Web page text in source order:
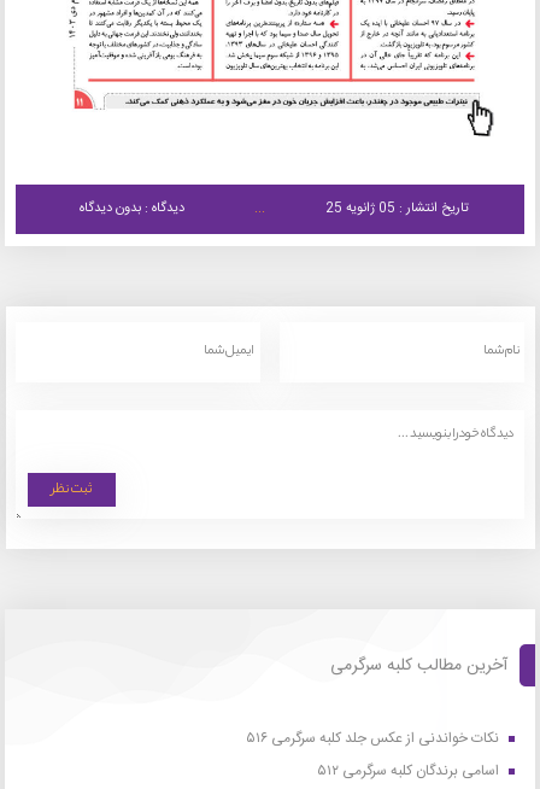
تاریخ انتشار : 05 ژانویه 25 دیدگاه : بدون دیدگاه
آخرین مطالب کلبه سرگرمی
نکات خواندنی از عکس جلد کلبه سرگرمی ۵۱۶
اسامی برندگان کلبه سرگرمی ۵۱۲